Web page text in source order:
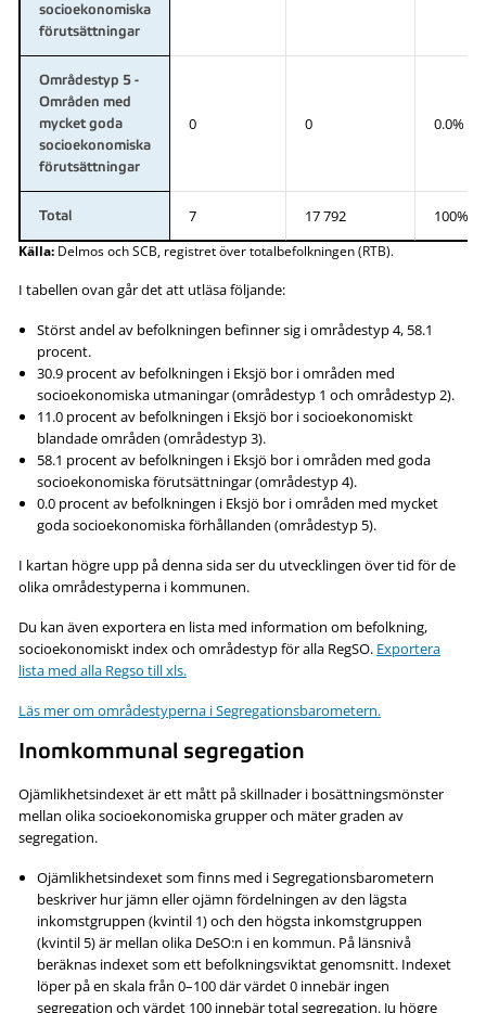
socioekonomiska
förutsättningar
Områdestyp 5 -
Områden med
mycket goda
socioekonomiska
förutsättningar
0 0 0.0%
Total 7 17 792 100%
Källa:Delmos och SCB, registret över totalbefolkningen (RTB).
I tabellen ovan går det att utläsa följande:
Störst andel av befolkningen befinner sig i områdestyp 4, 58.1
procent.
30.9 procent av befolkningen i Eksjö bor i områden med
socioekonomiska utmaningar (områdestyp 1 och områdestyp 2).
11.0 procent av befolkningen i Eksjö bor i socioekonomiskt
blandade områden (områdestyp 3).
58.1 procent av befolkningen i Eksjö bor i områden med goda
socioekonomiska förutsättningar (områdestyp 4).
0.0 procent av befolkningen i Eksjö bor i områden med mycket
goda socioekonomiska förhållanden (områdestyp 5).
I kartan högre upp på denna sida ser du utvecklingen över tid för de
olika områdestyperna i kommunen.
Du kan även exportera en lista med information om befolkning,
socioekonomiskt index och områdestyp för alla RegSO. Exportera
lista med alla Regso till xls.
Läs mer om områdestyperna i Segregationsbarometern.
Inomkommunal segregation
Ojämlikhetsindexet är ett mått på skillnader i bosättningsmönster
mellan olika socioekonomiska grupper och mäter graden av
segregation.
Ojämlikhetsindexet som finns med i Segregationsbarometern
beskriver hur jämn eller ojämn fördelningen av den lägsta
inkomstgruppen (kvintil 1) och den högsta inkomstgruppen
(kvintil 5) är mellan olika DeSO:n i en kommun. På länsnivå
beräknas indexet som ett befolkningsviktat genomsnitt. Indexet
löper på en skala från 0–100 där värdet 0 innebär ingen
segregation och värdet 100 innebär total segregation. Ju högre